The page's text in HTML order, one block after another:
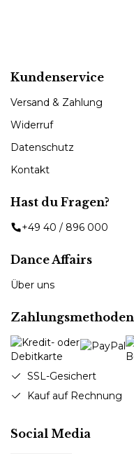
Kundenservice
Versand & Zahlung
Widerruf
Datenschutz
Kontakt
Hast du Fragen?
+49 40 / 896 000
Dance Affairs
Über uns
Zahlungsmethoden
SSL-Gesichert
Kauf auf Rechnung
Social Media